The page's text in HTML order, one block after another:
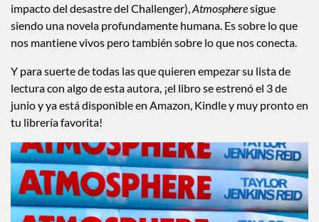
impacto del desastre del Challenger),Atmospheresigue
siendo una novela profundamente humana. Es sobre lo que
nos mantiene vivos pero también sobre lo que nos conecta.
Y para suerte de todas las que quieren empezar su lista de
lectura con algo de esta autora, ¡el libro se estrenó el 3 de
junio y ya está disponible en Amazon, Kindle y muy pronto en
tu librería favorita!